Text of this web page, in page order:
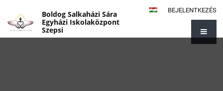
BEJELENTKEZÉS
Boldog Salkaházi Sára
Egyházi Iskolaközpont
Szepsi